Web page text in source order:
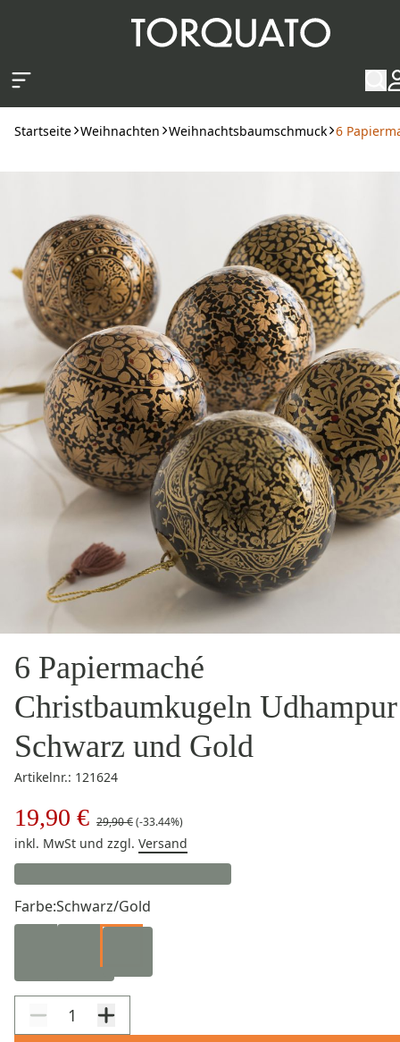
Startseite Weihnachten Weihnachtsbaumschmuck 6
6 Papiermaché
Christbaumkugeln Udhampur
Schwarz und Gold
Artikelnr.: 121624
19,90 € 29,90 €(-33.44%)
inkl. MwSt und zzgl. Versand
Farbe:Schwarz/Gold